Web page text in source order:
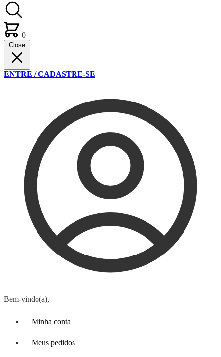
0
Close
ENTRE / CADASTRE-SE
Bem-vindo(a),
Minha conta
Meus pedidos